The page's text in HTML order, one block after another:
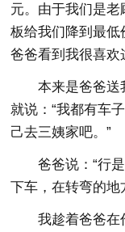
元。由于我们是
板给我们降到最
爸爸看到我很喜欢
本来是爸爸送
就说：“我都有车
己去三姨家吧。”
爸爸说：“行
下车，在转弯的
我趁着爸爸在